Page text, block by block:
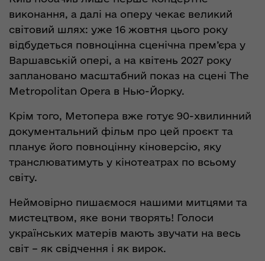
виконання, а далі на оперу чекає великий
світовий шлях: уже 16 жовтня цього року
відбудеться повноцінна сценічна прем’єра у
Варшавській опері, а на квітень 2027 року
заплановано масштабний показ на сцені The
Metropolitan Opera в Нью-Йорку.
Крім того, Метопера вже готує 90-хвилинний
документальний фільм про цей проєкт та
планує його повноцінну кіноверсію, яку
транслюватимуть у кінотеатрах по всьому
світу.
Неймовірно пишаємося нашими митцями та
мистецтвом, яке вони творять! Голоси
українських матерів мають звучати на весь
світ – як свідчення і як вирок.